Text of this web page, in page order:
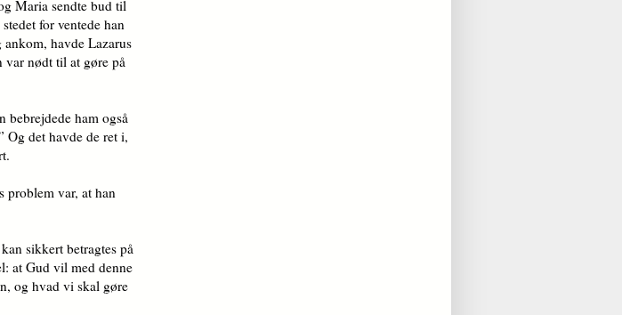
Maria sendte bud til
for ventede han
havde Lazarus
var nødt til at gøre på
bebrejdede ham også
Og det havde de ret i,
problem var, at han
sikkert betragtes på
at Gud vil med denne
og hvad vi skal gøre